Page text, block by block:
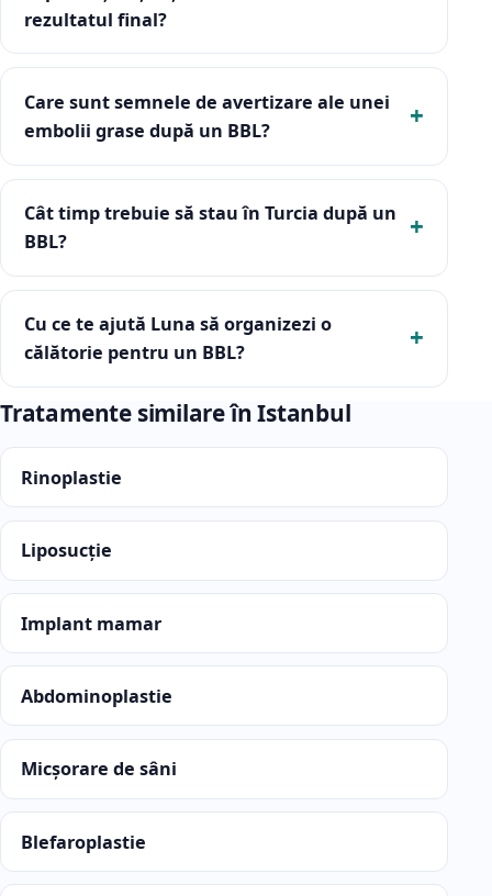
rezultatul final?
Care sunt semnele de avertizare ale unei
embolii grase după un BBL?
Cât timp trebuie să stau în Turcia după un
BBL?
Cu ce te ajută Luna să organizezi o
călătorie pentru un BBL?
Tratamente similare în Istanbul
Rinoplastie
Liposucție
Implant mamar
Abdominoplastie
Micșorare de sâni
Blefaroplastie